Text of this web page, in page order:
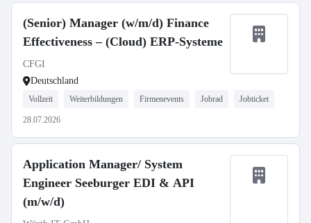
(Senior) Manager (w/m/d) Finance
Effectiveness – (Cloud) ERP-Systeme
CFGI
Deutschland
Vollzeit Weiterbildungen Firmenevents Jobrad Jobticket
28.07.2026
Application Manager/ System
Engineer Seeburger EDI & API
(m/w/d)